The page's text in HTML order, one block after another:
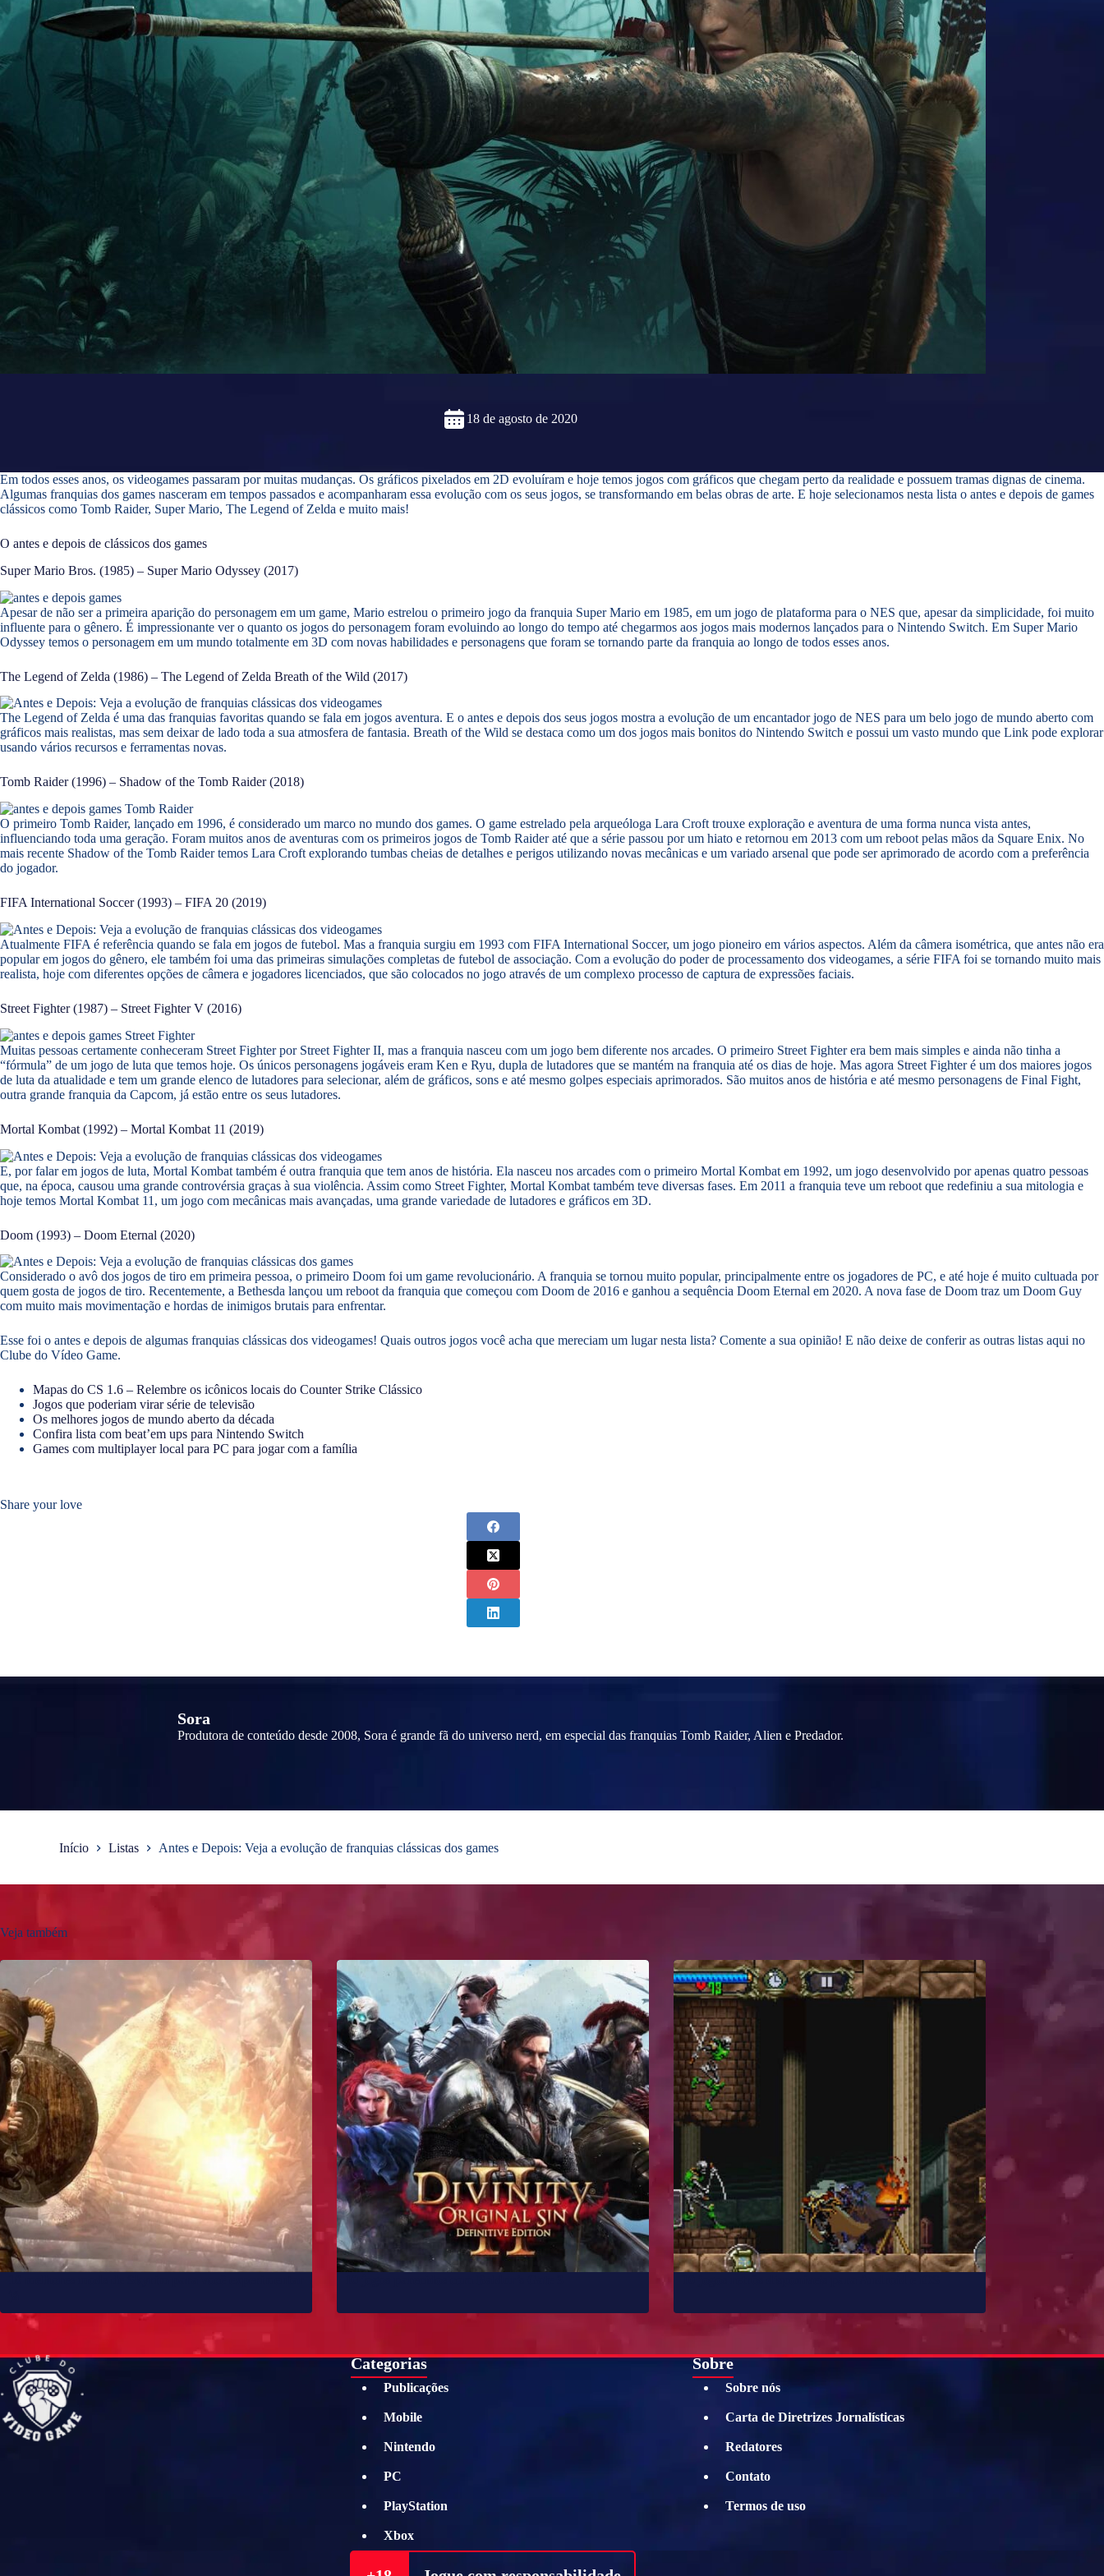
18 de agosto de 2020
Em todos esses anos, os videogames passaram por muitas mudanças. Os gráficos pixelados em 2D evoluíram e hoje temos jogos com gráficos que chegam perto da realidade e possuem tramas dignas de cinema.
Algumas franquias dos games nasceram em tempos passados e acompanharam essa evolução com os seus jogos, se transformando em belas obras de arte. E hoje selecionamos nesta lista o antes e depois de games
clássicos como Tomb Raider, Super Mario, The Legend of Zelda e muito mais!
O antes e depois de clássicos dos games
Super Mario Bros. (1985) – Super Mario Odyssey (2017)
Apesar de não ser a primeira aparição do personagem em um game, Mario estrelou o primeiro jogo da franquia Super Mario em 1985, em um jogo de plataforma para o NES que, apesar da simplicidade, foi muito
influente para o gênero. É impressionante ver o quanto os jogos do personagem foram evoluindo ao longo do tempo até chegarmos aos jogos mais modernos lançados para o Nintendo Switch. Em Super Mario
Odyssey temos o personagem em um mundo totalmente em 3D com novas habilidades e personagens que foram se tornando parte da franquia ao longo de todos esses anos.
The Legend of Zelda (1986) – The Legend of Zelda Breath of the Wild (2017)
The Legend of Zelda é uma das franquias favoritas quando se fala em jogos aventura. E o antes e depois dos seus jogos mostra a evolução de um encantador jogo de NES para um belo jogo de mundo aberto com
gráficos mais realistas, mas sem deixar de lado toda a sua atmosfera de fantasia. Breath of the Wild se destaca como um dos jogos mais bonitos do Nintendo Switch e possui um vasto mundo que Link pode explorar
usando vários recursos e ferramentas novas.
Tomb Raider (1996) – Shadow of the Tomb Raider (2018)
O primeiro Tomb Raider, lançado em 1996, é considerado um marco no mundo dos games. O game estrelado pela arqueóloga Lara Croft trouxe exploração e aventura de uma forma nunca vista antes,
influenciando toda uma geração. Foram muitos anos de aventuras com os primeiros jogos de Tomb Raider até que a série passou por um hiato e retornou em 2013 com um reboot pelas mãos da Square Enix. No
mais recente Shadow of the Tomb Raider temos Lara Croft explorando tumbas cheias de detalhes e perigos utilizando novas mecânicas e um variado arsenal que pode ser aprimorado de acordo com a preferência
do jogador.
FIFA International Soccer (1993) – FIFA 20 (2019)
Atualmente FIFA é referência quando se fala em jogos de futebol. Mas a franquia surgiu em 1993 com FIFA International Soccer, um jogo pioneiro em vários aspectos. Além da câmera isométrica, que antes não era
popular em jogos do gênero, ele também foi uma das primeiras simulações completas de futebol de associação. Com a evolução do poder de processamento dos videogames, a série FIFA foi se tornando muito mais
realista, hoje com diferentes opções de câmera e jogadores licenciados, que são colocados no jogo através de um complexo processo de captura de expressões faciais.
Street Fighter (1987) – Street Fighter V (2016)
Muitas pessoas certamente conheceram Street Fighter por Street Fighter II, mas a franquia nasceu com um jogo bem diferente nos arcades. O primeiro Street Fighter era bem mais simples e ainda não tinha a
“fórmula” de um jogo de luta que temos hoje. Os únicos personagens jogáveis eram Ken e Ryu, dupla de lutadores que se mantém na franquia até os dias de hoje. Mas agora Street Fighter é um dos maiores jogos
de luta da atualidade e tem um grande elenco de lutadores para selecionar, além de gráficos, sons e até mesmo golpes especiais aprimorados. São muitos anos de história e até mesmo personagens de Final Fight,
outra grande franquia da Capcom, já estão entre os seus lutadores.
Mortal Kombat (1992) – Mortal Kombat 11 (2019)
E, por falar em jogos de luta, Mortal Kombat também é outra franquia que tem anos de história. Ela nasceu nos arcades com o primeiro Mortal Kombat em 1992, um jogo desenvolvido por apenas quatro pessoas
que, na época, causou uma grande controvérsia graças à sua violência. Assim como Street Fighter, Mortal Kombat também teve diversas fases. Em 2011 a franquia teve um reboot que redefiniu a sua mitologia e
hoje temos Mortal Kombat 11, um jogo com mecânicas mais avançadas, uma grande variedade de lutadores e gráficos em 3D.
Doom (1993) – Doom Eternal (2020)
Considerado o avô dos jogos de tiro em primeira pessoa, o primeiro Doom foi um game revolucionário. A franquia se tornou muito popular, principalmente entre os jogadores de PC, e até hoje é muito cultuada por
quem gosta de jogos de tiro. Recentemente, a Bethesda lançou um reboot da franquia que começou com Doom de 2016 e ganhou a sequência Doom Eternal em 2020. A nova fase de Doom traz um Doom Guy
com muito mais movimentação e hordas de inimigos brutais para enfrentar.
Esse foi o antes e depois de algumas franquias clássicas dos videogames! Quais outros jogos você acha que mereciam um lugar nesta lista? Comente a sua opinião! E não deixe de conferir as outras listas aqui no
Clube do Vídeo Game.
Mapas do CS 1.6 – Relembre os icônicos locais do Counter Strike Clássico
Jogos que poderiam virar série de televisão
Os melhores jogos de mundo aberto da década
Confira lista com beat’em ups para Nintendo Switch
Games com multiplayer local para PC para jogar com a família
Share your love
Sora
Produtora de conteúdo desde 2008, Sora é grande fã do universo nerd, em especial das franquias Tomb Raider, Alien e Predador.
Início Listas Antes e Depois: Veja a evolução de franquias clássicas dos games
Veja também
Categorias
Publicações
Mobile
Nintendo
PC
PlayStation
Xbox
Sobre
Sobre nós
Carta de Diretrizes Jornalísticas
Redatores
Contato
Termos de uso